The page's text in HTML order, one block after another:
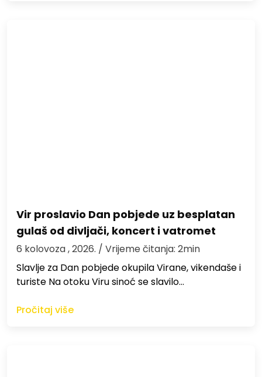
Vir proslavio Dan pobjede uz besplatan
gulaš od divljači, koncert i vatromet
6 kolovoza , 2026. / Vrijeme čitanja: 2min
Slavlje za Dan pobjede okupila Virane, vikendaše i
turiste Na otoku Viru sinoć se slavilo…
Pročitaj više